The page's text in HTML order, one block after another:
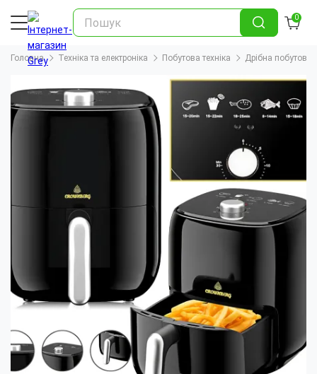
0
Головна Техніка та електроніка Побутова техніка Дрібна побутова